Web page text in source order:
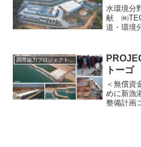
水環境分
献 ㈱
道・環境
今年で創
以上で上
国際協力プロジェクトのリスト
トーゴ
＜無償
めに新
整備計画